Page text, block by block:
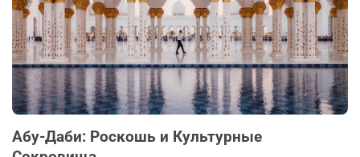
Абу-Даби: Роскошь и Культурные